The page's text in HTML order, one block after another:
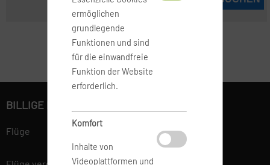
ermöglichen
grundlegende
Funktionen und sind
für die einwandfreie
Funktion der Website
erforderlich.
Komfort
Inhalte von
Videoplattformen und
BILLIGE FLÜGE BUCHEN
Flüge